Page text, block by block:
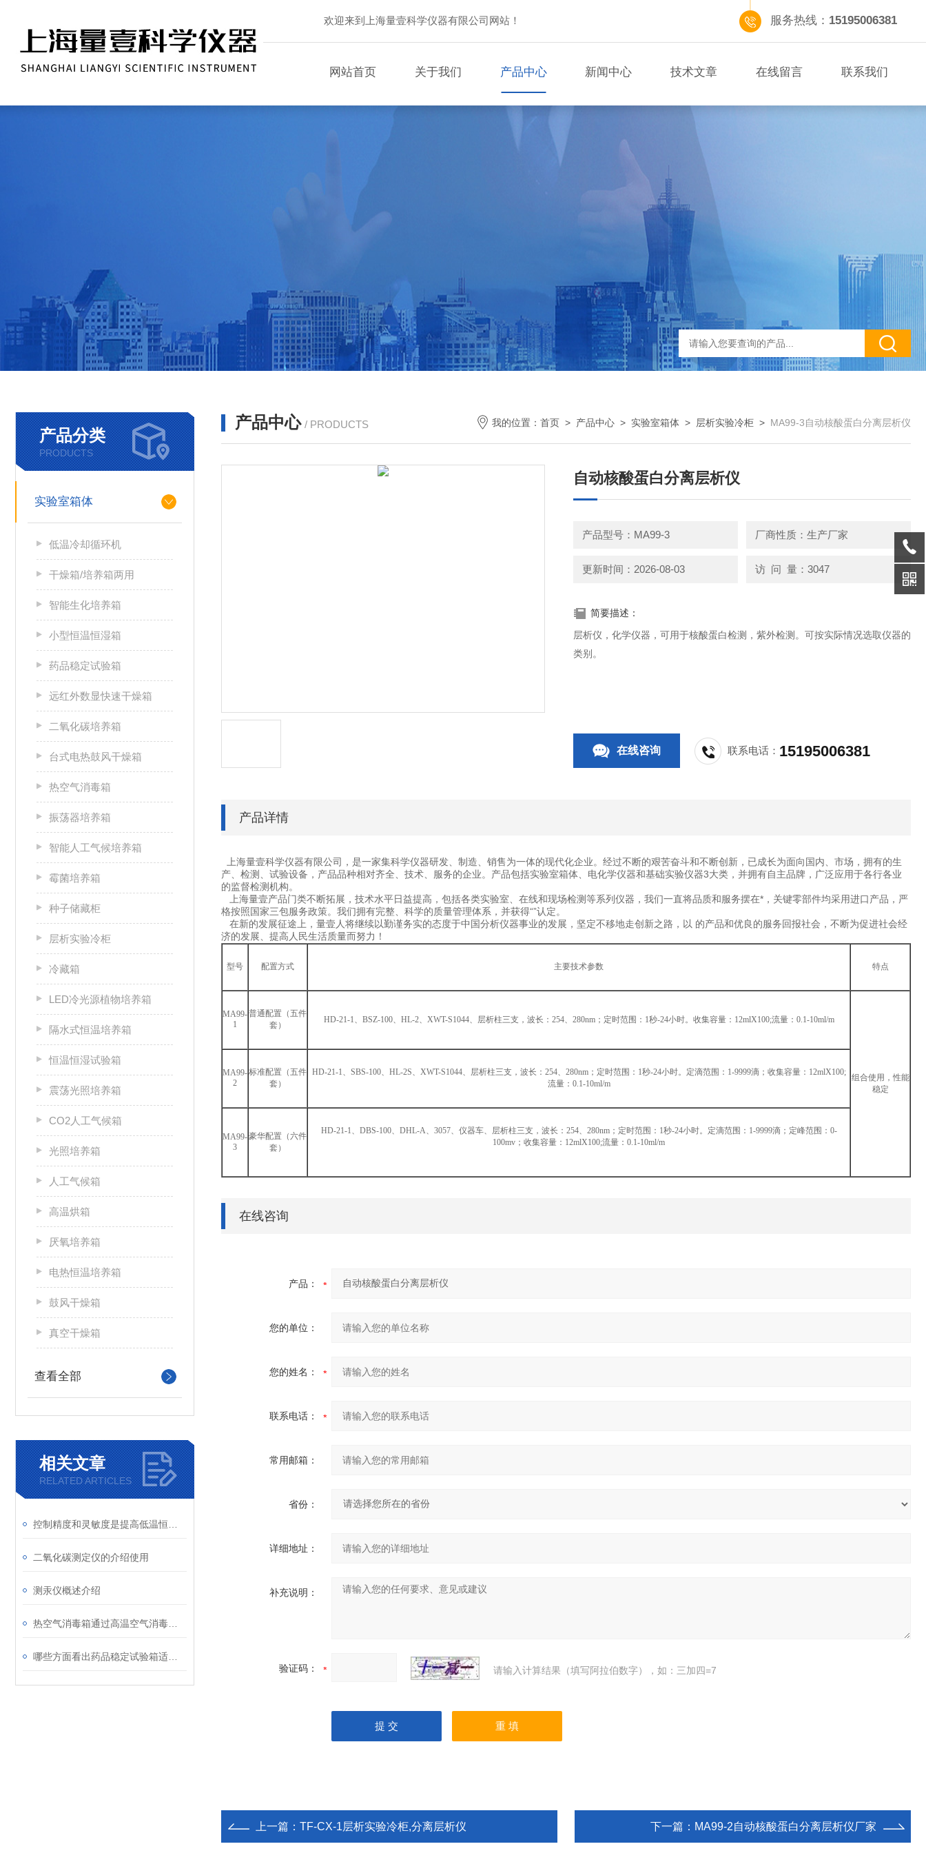
欢迎来到上海量壹科学仪器有限公司网站！ 服务热线： 15195006381
网站首页 关于我们 产品中心 新闻中心 技术文章 在线留言 联系我们
产品分类
PRODUCTS
实验室箱体
低温冷却循环机
干燥箱/培养箱两用
智能生化培养箱
小型恒温恒湿箱
药品稳定试验箱
远红外数显快速干燥箱
二氧化碳培养箱
台式电热鼓风干燥箱
热空气消毒箱
振荡器培养箱
智能人工气候培养箱
霉菌培养箱
种子储藏柜
层析实验冷柜
冷藏箱
LED冷光源植物培养箱
隔水式恒温培养箱
恒温恒湿试验箱
震荡光照培养箱
CO2人工气候箱
光照培养箱
人工气候箱
高温烘箱
厌氧培养箱
电热恒温培养箱
鼓风干燥箱
真空干燥箱
查看全部
相关文章
RELATED ARTICLES
二氧化碳测定仪的介绍使用
测汞仪概述介绍
产品中心 / PRODUCTS 我的位置： 首页 > 产品中心 > 实验室箱体 > 层析实验冷柜 > MA99-3自动核酸蛋白分离层析仪
自动核酸蛋白分离层析仪
产品型号：MA99-3 厂商性质：生产厂家
更新时间：2026-08-03 访 问 量：3047
简要描述：
层析仪，化学仪器，可用于核酸蛋白检测，紫外检测。可按实际情况选取仪器的
类别。
在线咨询 联系电话： 15195006381
产品详情
上海量壹科学仪器有限公司，是一家集科学仪器研发、制造、销售为一体的现代化企业。经过不断的艰苦奋斗和不断创新，已成长为面向国内、市场，拥有的生
产、检测、试验设备，产品品种相对齐全、技术、服务的企业。产品包括实验室箱体、电化学仪器和基础实验仪器3大类，并拥有自主品牌，广泛应用于各行各业
的监督检测机构。
上海量壹产品门类不断拓展，技术水平日益提高，包括各类实验室、在线和现场检测等系列仪器，我们一直将品质和服务摆在*，关键零部件均采用进口产品，严
格按照国家三包服务政策。我们拥有完整、科学的质量管理体系，并获得“”认定。
在新的发展征途上，量壹人将继续以勤谨务实的态度于中国分析仪器事业的发展，坚定不移地走创新之路，以 的产品和优良的服务回报社会，不断为促进社会经
济的发展、提高人民生活质量而努力！
型号 配置方式 主要技术参数 特点
MA99-
1
普通配置（五件
套）
HD-21-1、BSZ-100、HL-2、XWT-S1044、层析柱三支，波长：254、280nm；定时范围：1秒-24小时。收集容量：12mlX100;流量：0.1-10ml/m
组合使用，性能
稳定
MA99-
2
标准配置（五件
套）
HD-21-1、SBS-100、HL-2S、XWT-S1044、层析柱三支，波长：254、280nm；定时范围：1秒-24小时。定滴范围：1-9999滴；收集容量：12mlX100;
流量：0.1-10ml/m
MA99-
3
豪华配置（六件
套）
HD-21-1、DBS-100、DHL-A、3057、仪器车、层析柱三支，波长：254、280nm；定时范围：1秒-24小时。定滴范围：1-9999滴；定峰范围：0-
100mv；收集容量：12mlX100;流量：0.1-10ml/m
在线咨询
产品：
您的单位：
您的姓名：
联系电话：
常用邮箱：
省份：
详细地址：
补充说明：
验证码： 请输入计算结果（填写阿拉伯数字），如：三加四=7
上一篇： TF-CX-1层析实验冷柜,分离层析仪 下一篇： MA99-2自动核酸蛋白分离层析仪厂家